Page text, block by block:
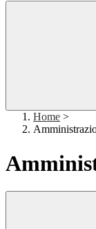
Home >